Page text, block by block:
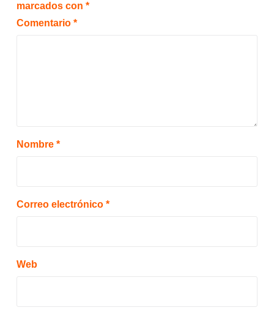
marcados con *
Comentario *
Nombre *
Correo electrónico *
Web